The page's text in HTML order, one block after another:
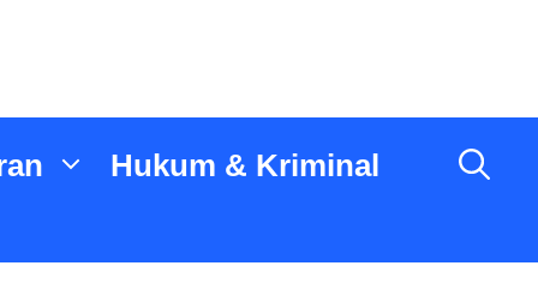
Hukum & Kriminal